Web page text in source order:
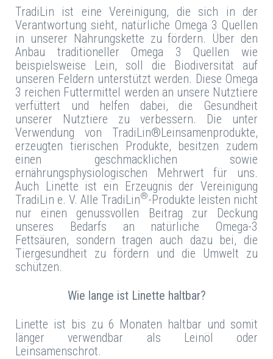
TradiLin ist eine Vereinigung, die sich in der
Verantwortung sieht, natürliche Omega 3 Quellen
in unserer Nahrungskette zu fördern. Über den
Anbau traditioneller Omega 3 Quellen wie
beispielsweise Lein, soll die Biodiversität auf
unseren Feldern unterstützt werden. Diese Omega
3 reichen Futtermittel werden an unsere Nutztiere
verfüttert und helfen dabei, die Gesundheit
unserer Nutztiere zu verbessern. Die unter
Verwendung von TradiLin®Leinsamenprodukte,
erzeugten tierischen Produkte, besitzen zudem
einen geschmacklichen sowie
ernährungsphysiologischen Mehrwert für uns.
Auch Linette ist ein Erzeugnis der Vereinigung
TradiLin e. V. Alle TradiLin®-Produkte leisten nicht
nur einen genussvollen Beitrag zur Deckung
unseres Bedarfs an natürliche Omega-3
Fettsäuren, sondern tragen auch dazu bei, die
Tiergesundheit zu fördern und die Umwelt zu
schützen.
Wie lange ist Linette haltbar?
Linette ist bis zu 6 Monaten haltbar und somit
länger verwendbar als Leinöl oder
Leinsamenschrot.